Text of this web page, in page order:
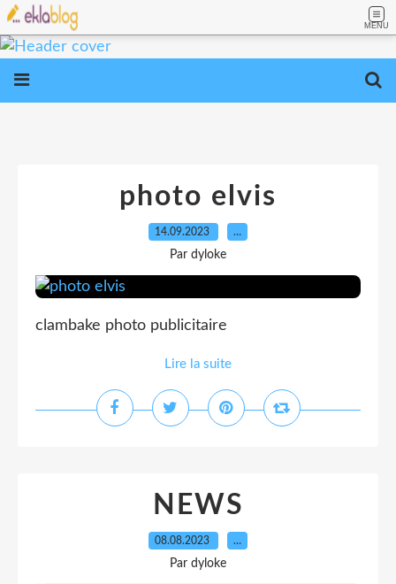
MENU
photo elvis
14.09.2023 …
Par dyloke
clambake photo publicitaire
Lire la suite
NEWS
08.08.2023 …
Par dyloke